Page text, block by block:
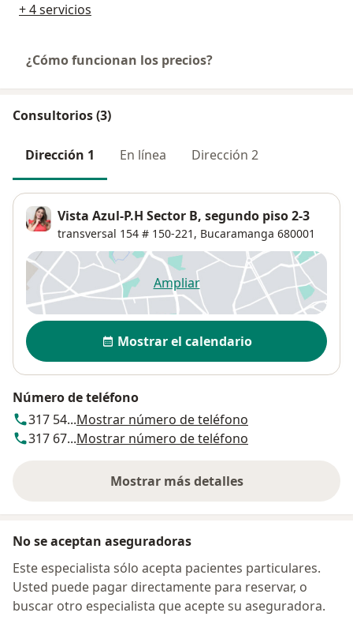
+ 4 servicios
¿Cómo funcionan los precios?
Consultorios (3)
Dirección 1 En línea Dirección 2
Vista Azul-P.H Sector B, segundo piso 2-3
transversal 154 # 150-221, Bucaramanga 680001
Ampliarse abre en una nueva
Disponibilidad
Mostrar el calendario
Número de teléfono
317 54...Mostrar número de teléfono
317 67...Mostrar número de teléfono
Mostrar más detalles
sobre la dirección
No se aceptan aseguradoras
Este especialista sólo acepta pacientes particulares.
Usted puede pagar directamente para reservar, o
buscar otro especialista que acepte su aseguradora.